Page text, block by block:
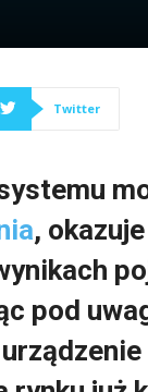
Twitter
,
pod